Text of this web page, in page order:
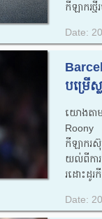
កីឡាករថ្
Date:
បម្រើ
យោងតា
កីឡាករស៊ុ
យល់ពីការ
រដោះដូរ
Date: